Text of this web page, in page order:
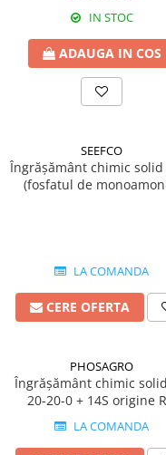
Tratament semințe
Erbicide
Fungicide
Biostimulatori
Fertilizanți foliari
CEREALE DE PRIMĂVARĂ
Erbicide
Insecticide
Tratament semințe
Insecticide
Biostimulatori
FLOAREA SOARELUI
Tratament semințe
Semințe
Fertilizanți foliari
Dezinfectant sol
SÂMBUROASE
Fungicide
Biostimulatori
Fertilizanți foliari
Adjuvanți
SEMINȚOASE
IN STOC
ADAUGA IN COS
SEEFCO
Îngrășământ chimic solid
(fosfatul de
LA COMANDA
CERE OFERTA
PHOSAGRO
Îngrășământ chimic
20-20-0 + 14S origine
LA COMANDA